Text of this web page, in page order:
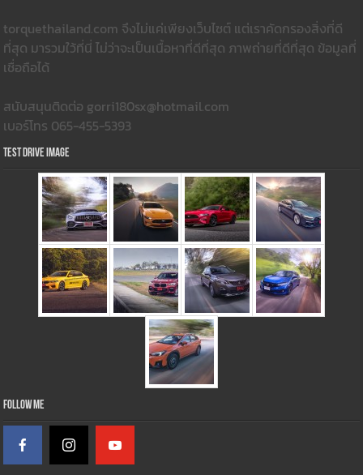
torquethailand.com จึงไม่แค่เพียงเว็บไซต์ แต่เราคัดกรองสิ่งที่ดี
ที่สุด มารวมใว้ที่นี่ ไม่ว่าจะเป็นเนื้อหาที่ดีที่สุด ภาพถ่ายที่ดีที่สุด ข้อมูลที่
เชื่อถือได้
สนับสนุนติดต่อ gorri180sx@hotmail.com
เบอร์โทร 065-455-5393
Test Drive Image
Follow Me